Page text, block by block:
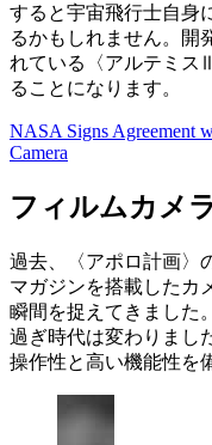
すると宇宙飛行士自身
るかもしれません。開
れている〈アルテミス
ることになります。
NASA Signs Agreement
Camera
フィルムカメ
過去、〈アポロ計画〉
マガジンを搭載したカ
瞬間を捉えてきました
過ぎ時代は変わりまし
操作性と高い機能性を